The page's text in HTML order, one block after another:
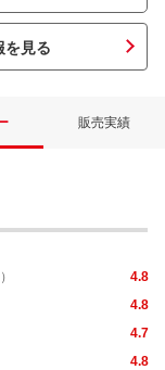
を見る
販売実績
4.8
4.8
4.7
4.8